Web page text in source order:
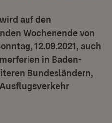
auf den
Wochenende von
12.09.2021, auch
in Baden-
Bundesländern,